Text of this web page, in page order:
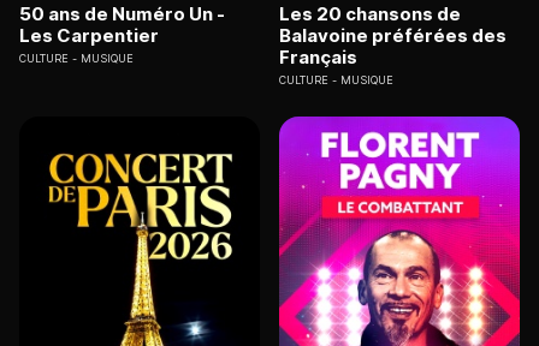
50 ans de Numéro Un -
Les Carpentier
CULTURE MUSIQUE
Les 20 chansons de
Balavoine préférées des
Français
CULTURE MUSIQUE